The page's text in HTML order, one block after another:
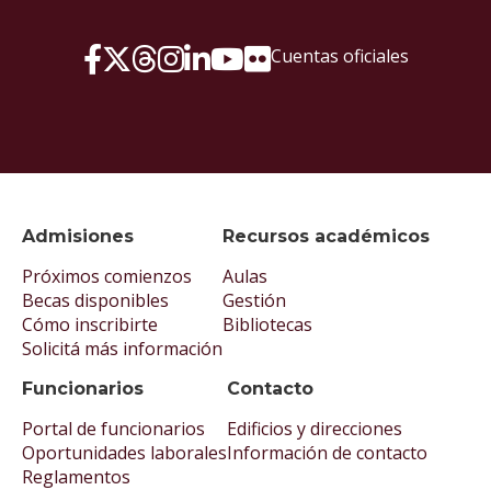
Admisiones
Próximos comienzos
Becas disponibles
Cómo inscribirte
Solicitá más información
Recursos académicos
Aulas
Gestión
Bibliotecas
Funcionarios
Portal de funcionarios
Oportunidades laborales
Reglamentos
Contacto
Edificios y direcciones
Información de contacto
Cuentas oficiales